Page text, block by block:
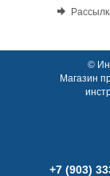
©
Магазин
+7 (903)